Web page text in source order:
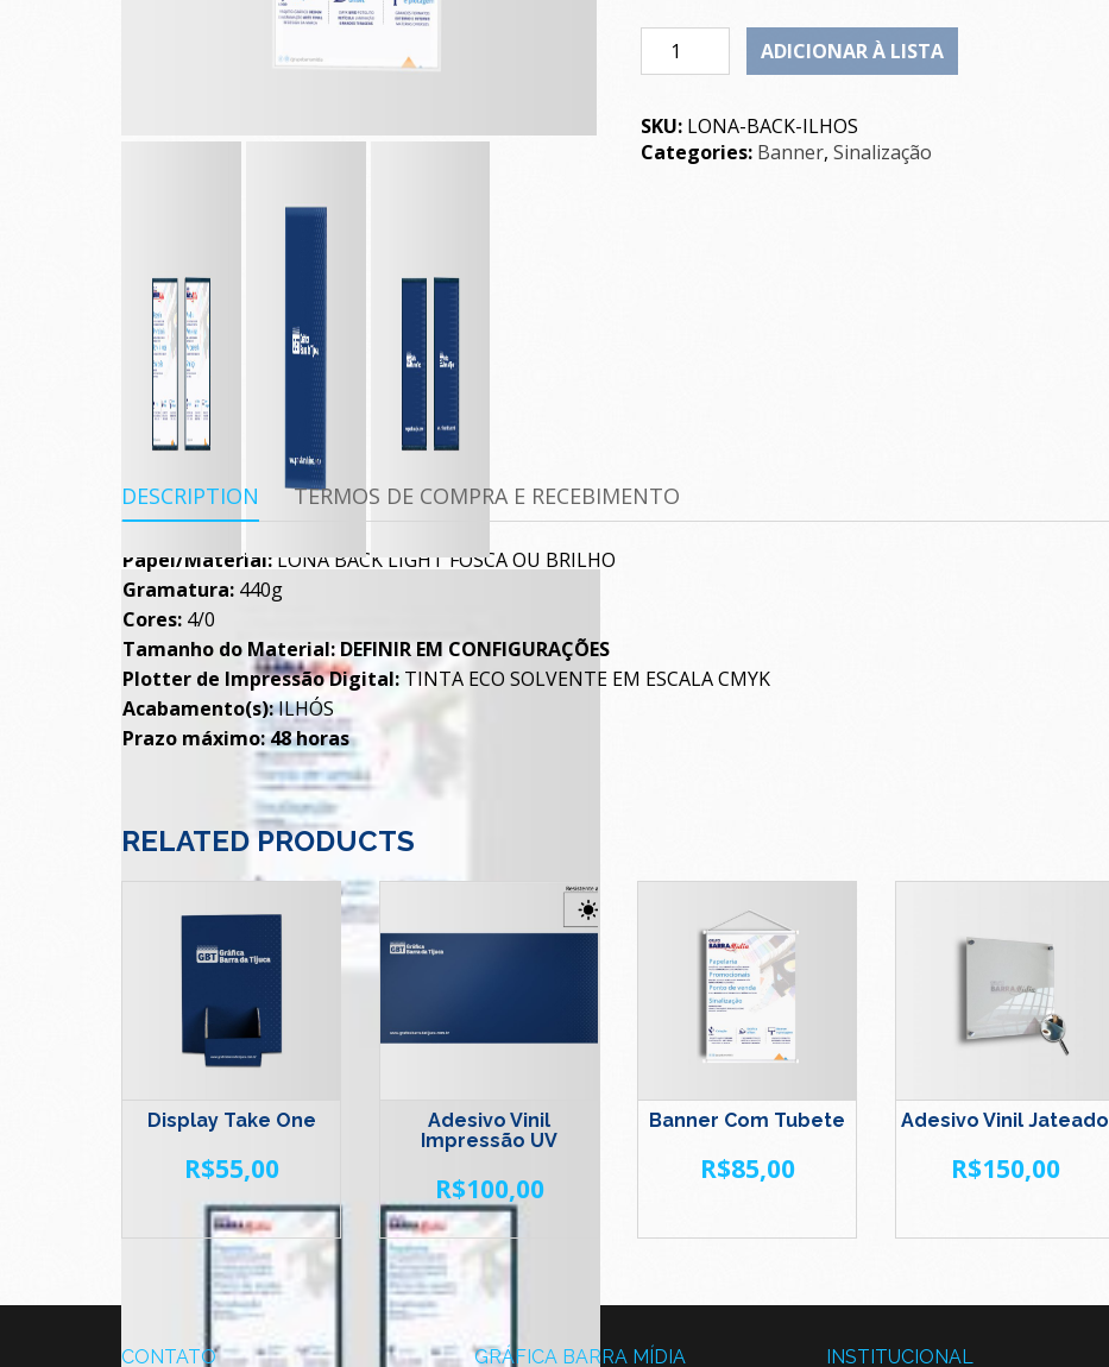
Quantity ADICIONAR À LISTA
SKU: LONA-BACK-ILHOS
Categories: Banner, Sinalização
DESCRIPTION TERMOS DE COMPRA E RECEBIMENTO
Papel/Material: LONA BACK LIGHT FOSCA OU BRILHO
Gramatura: 440g
Cores: 4/0
Tamanho do Material:DEFINIR EM CONFIGURAÇÕES
Plotter de Impressão Digital: TINTA ECO SOLVENTE EM ESCALA CMYK
Acabamento(s):ILHÓS
Prazo máximo: 48 horas
RELATED PRODUCTS
Display Take One
R$55,00
Adesivo Vinil
Impressão UV
R$100,00
Banner Com Tubete
R$85,00
Adesivo Vinil Jateado
R$150,00
CONTATO GRÁFICA BARRA MÍDIA INSTITUCIONAL